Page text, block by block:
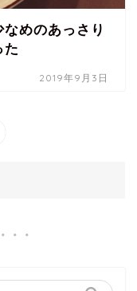
なめのあっさり
た
2019年9月3日